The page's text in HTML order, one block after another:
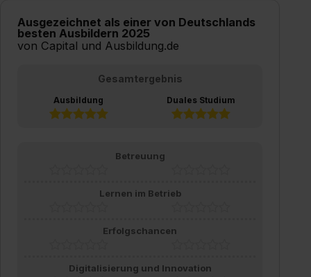
Ausgezeichnet als einer von Deutschlands
besten Ausbildern 2025
von Capital und Ausbildung.de
Gesamtergebnis
Ausbildung Duales Studium
Betreuung
Lernen im Betrieb
Erfolgschancen
Digitalisierung und Innovation